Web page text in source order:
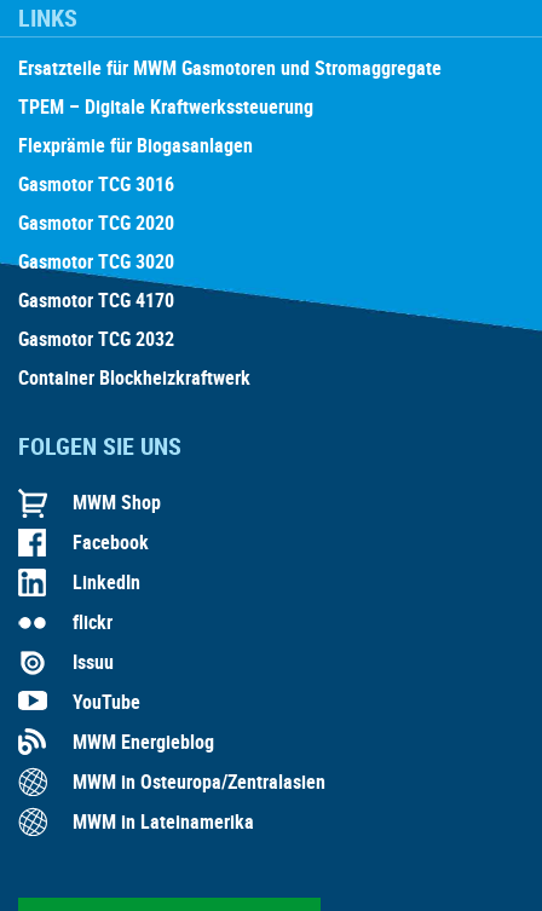
LINKS
Ersatzteile für MWM Gasmotoren und Stromaggregate
TPEM – Digitale Kraftwerkssteuerung
Flexprämie für Biogasanlagen
Gasmotor TCG 3016
Gasmotor TCG 2020
Gasmotor TCG 3020
Gasmotor TCG 4170
Gasmotor TCG 2032
Container Blockheizkraftwerk
FOLGEN SIE UNS
MWM Shop
Facebook
LinkedIn
flickr
Issuu
YouTube
MWM Energieblog
MWM in Osteuropa/Zentralasien
MWM in Lateinamerika